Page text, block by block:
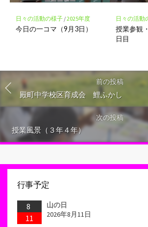
日々の活動の様子/2025年度
今日の一コマ（9月3日）
日々の活動
授業参観
日目
前の投稿
殿町中学校区育成会 鯉ふかし
次の投稿
授業風景（３年４年）
行事予定
8
11
山の日
2026年8月11日